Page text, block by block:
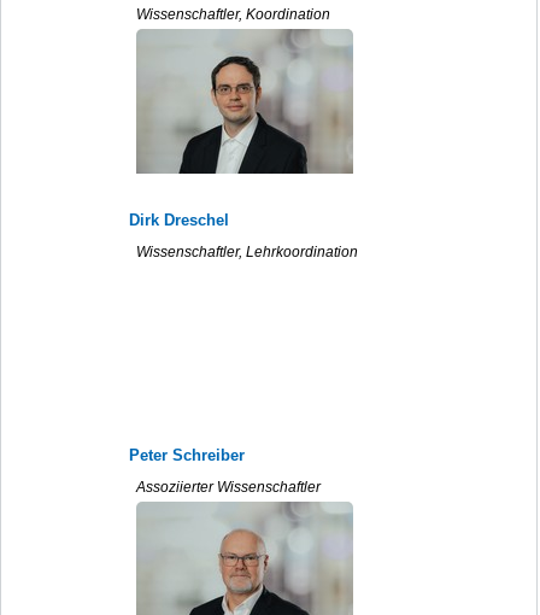
Wissenschaftler, Koordination
Dirk Dreschel
Wissenschaftler, Lehrkoordination
Peter Schreiber
Assoziierter Wissenschaftler